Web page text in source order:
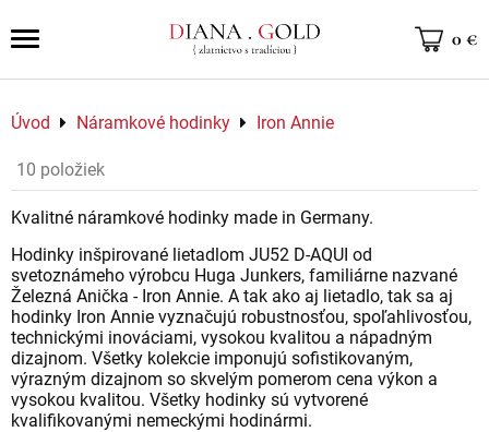
0 €
Úvod Náramkové hodinky Iron Annie
10 položiek
Kvalitné náramkové hodinky made in Germany.
Hodinky inšpirované lietadlom JU52 D-AQUI od
svetoznámeho výrobcu Huga Junkers, familiárne nazvané
Železná Anička - Iron Annie. A tak ako aj lietadlo, tak sa aj
hodinky Iron Annie vyznačujú robustnosťou, spoľahlivosťou,
technickými inováciami, vysokou kvalitou a nápadným
dizajnom. Všetky kolekcie imponujú sofistikovaným,
výrazným dizajnom so skvelým pomerom cena výkon a
vysokou kvalitou. Všetky hodinky sú vytvorené
kvalifikovanými nemeckými hodinármi.